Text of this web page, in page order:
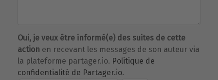
Oui, je veux être informé(e) des suites de cette
action en recevant les messages de son auteur via
la plateforme partager.io. Politique de
confidentialité de Partager.io.